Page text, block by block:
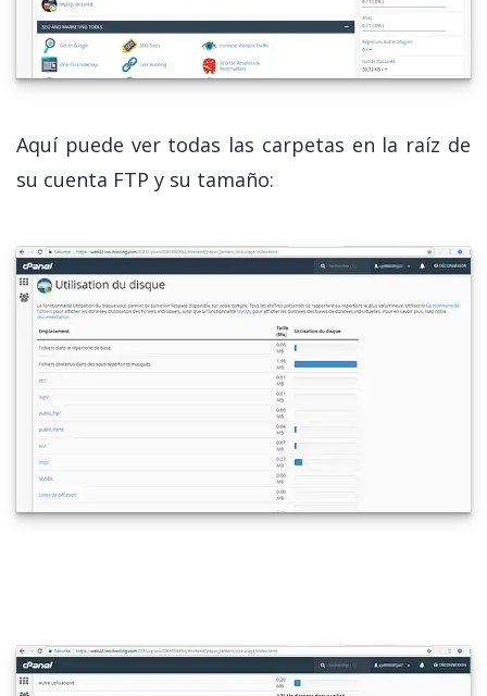
Aquí puede ver todas las carpetas en la raíz de
su cuenta FTP y su tamaño: